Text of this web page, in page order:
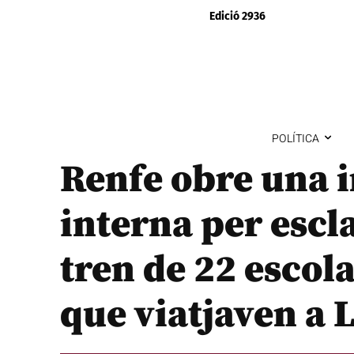
Edició 2936
POLÍTICA
Renfe obre una
interna per
tren de 22
que viatjaven a